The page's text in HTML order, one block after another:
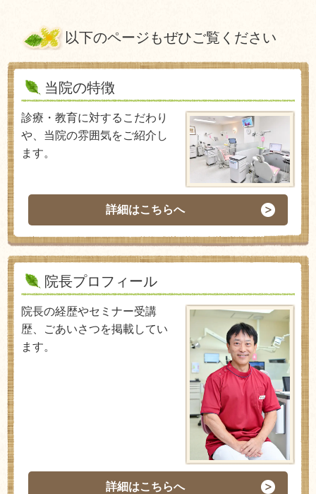
以下のページもぜひご覧ください
当院の特徴
診療・教育に対するこだわり
や、当院の雰囲気をご紹介し
ます。
詳細はこちらへ
院長プロフィール
院長の経歴やセミナー受講
歴、ごあいさつを掲載してい
ます。
詳細はこちらへ